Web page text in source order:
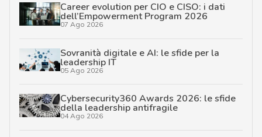
Career evolution per CIO e CISO: i dati
dell’Empowerment Program 2026
07 Ago 2026
Sovranità digitale e AI: le sfide per la
leadership IT
05 Ago 2026
Cybersecurity360 Awards 2026: le sfide
della leadership antifragile
04 Ago 2026